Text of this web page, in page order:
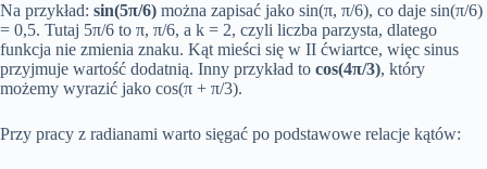
Na przykład: sin(5π/6) można zapisać jako sin(π, π/6), co daje sin(π/6)
= 0,5. Tutaj 5π/6 to π, π/6, a k = 2, czyli liczba parzysta, dlatego
funkcja nie zmienia znaku. Kąt mieści się w II ćwiartce, więc sinus
przyjmuje wartość dodatnią. Inny przykład to cos(4π/3), który
możemy wyrazić jako cos(π + π/3).
Przy pracy z radianami warto sięgać po podstawowe relacje kątów: